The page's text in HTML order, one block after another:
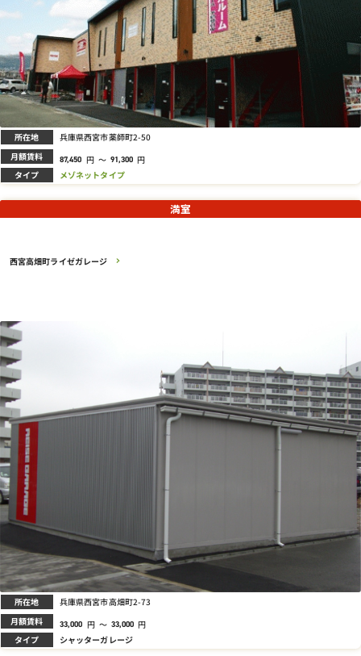
所在地 兵庫県西宮市薬師町2-50
月額賃料 87,450 円 ～ 91,300 円
タイプ メゾネットタイプ
西宮高畑町ライゼガレージ
満室
所在地 兵庫県西宮市高畑町2-73
月額賃料 33,000 円 ～ 33,000 円
タイプ シャッターガレージ